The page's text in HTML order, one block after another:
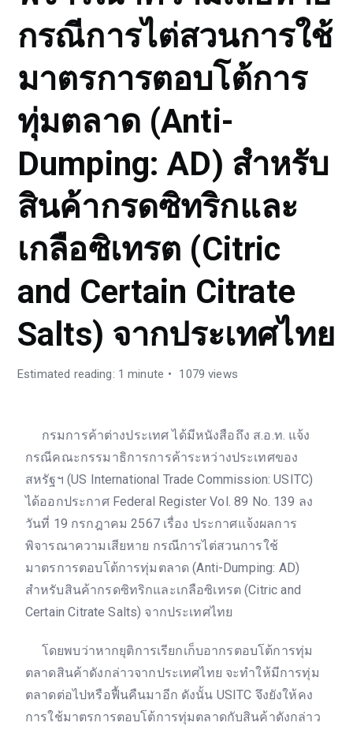
กรณีการไต่สวนการใช้
มาตรการตอบโต้การ
ทุ่มตลาด (Anti-
Dumping: AD) สำหรับ
สินค้ากรดซิทริกและ
เกลือซิเทรต (Citric
and Certain Citrate
Salts) จากประเทศไทย
Estimated reading: 1 minute 1079 views
กรมการค้าต่างประเทศ ได้มีหนังสือถึง ส.อ.ท. แจ้ง
กรณีคณะกรรมาธิการการค้าระหว่างประเทศของ
สหรัฐฯ (US International Trade Commission: USITC)
ได้ออกประกาศ Federal Register Vol. 89 No. 139 ลง
วันที่ 19 กรกฎาคม 2567 เรื่อง ประกาศแจ้งผลการ
พิจารณาความเสียหาย กรณีการไต่สวนการใช้
มาตรการตอบโต้การทุ่มตลาด (Anti-Dumping: AD)
สำหรับสินค้ากรดซิทริกและเกลือซิเทรต (Citric and
Certain Citrate Salts) จากประเทศไทย
โดยพบว่าหากยุติการเรียกเก็บอากรตอบโต้การทุ่ม
ตลาดสินค้าดังกล่าวจากประเทศไทย จะทำให้มีการทุ่ม
ตลาดต่อไปหรือฟื้นคืนมาอีก ดังนั้น USITC จึงยังให้คง
การใช้มาตรการตอบโต้การทุ่มตลาดกับสินค้าดังกล่าว